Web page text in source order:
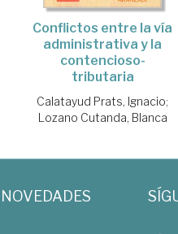
Conflictos entre la vía
administrativa y la
contencioso-
tributaria
Calatayud Prats, Ignacio;
Lozano Cutanda, Blanca